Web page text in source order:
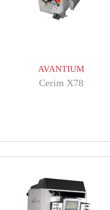
AVANTIUM
Cerim X78